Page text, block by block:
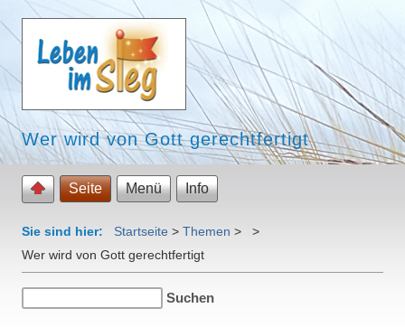
Wer wird von Gott gerechtfertigt
Seite Menü Info
Sie sind hier: Startseite > Themen >
>
Wer wird von Gott gerechtfertigt